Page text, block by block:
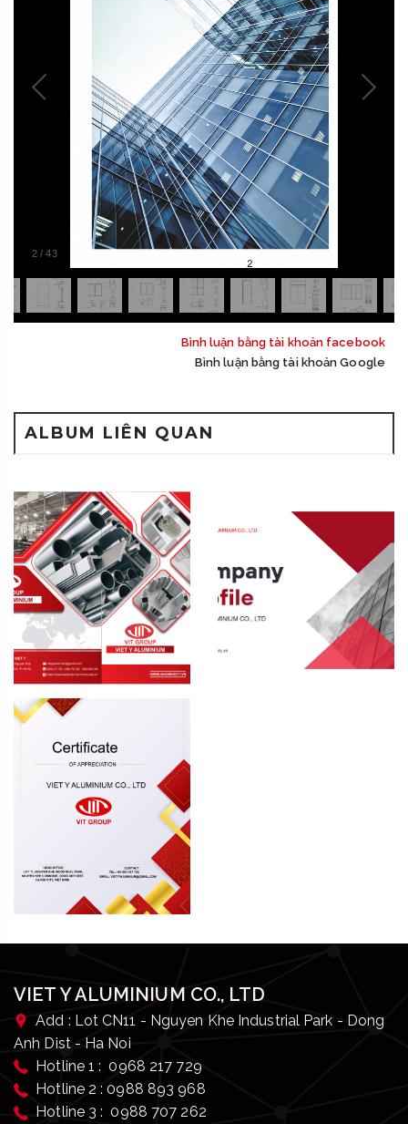
2 /43
Bình luận bằng tài khoản facebook
Bình luận bằng tài khoản Google
ALBUM LIÊN QUAN
VIET Y ALUMINIUM
CERTIFICATE VIET Y
VIET Y ALUMINIUM CO., LTD
Add : Lot CN11 - Nguyen Khe Industrial Park - Dong
Anh Dist - Ha Noi
Hotline 1 : 0968 217 729
Hotline 2 : 0988 893 968
Hotline 3 : 0988 707 262